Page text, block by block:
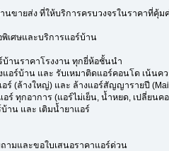
นขายส่ง ที่ให้บริการครบวงจรในราคาที่คุ้
พิเศษและบริการแอร์บ้าน
านราคาโรงงาน ทุกยี่ห้อชั้นนำ
อร์บ้าน และ รับเหมาติดแอร์คอนโด เน้นค
ร์ (ล้างใหญ่) และ ล้างแอร์สัญญารายปี
ร์ ทุกอาการ (แอร์ไม่เย็น, น้ำหยด, เปลี่ยนค
าน และ เติมน้ำยาแอร์
ามและขอใบเสนอราคาแอร์ด่วน